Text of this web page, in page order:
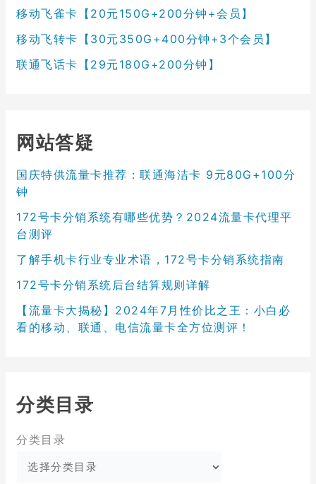
移动飞雀卡【20元150G+200分钟+会员】
移动飞转卡【30元350G+400分钟+3个会员】
联通飞话卡【29元180G+200分钟】
网站答疑
国庆特供流量卡推荐：联通海洁卡 9元80G+100分
钟
172号卡分销系统有哪些优势？2024流量卡代理平
台测评
了解手机卡行业专业术语，172号卡分销系统指南
172号卡分销系统后台结算规则详解
【流量卡大揭秘】2024年7月性价比之王：小白必
看的移动、联通、电信流量卡全方位测评！
分类目录
分类目录